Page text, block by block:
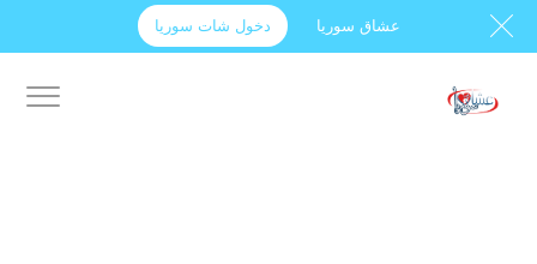
عشاق سوريا دخول شات سوريا